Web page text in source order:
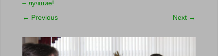
– лучшие!
← Previous Next →